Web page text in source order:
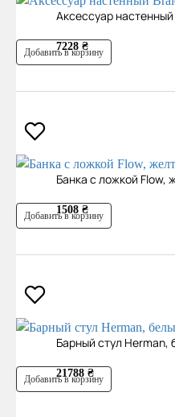
Аксессуар
7228 ₴
Добавить в корзину
Банка с ложкой Flow,
1508 ₴
Добавить в корзину
Барный стул Herman,
21788 ₴
Добавить в корзину